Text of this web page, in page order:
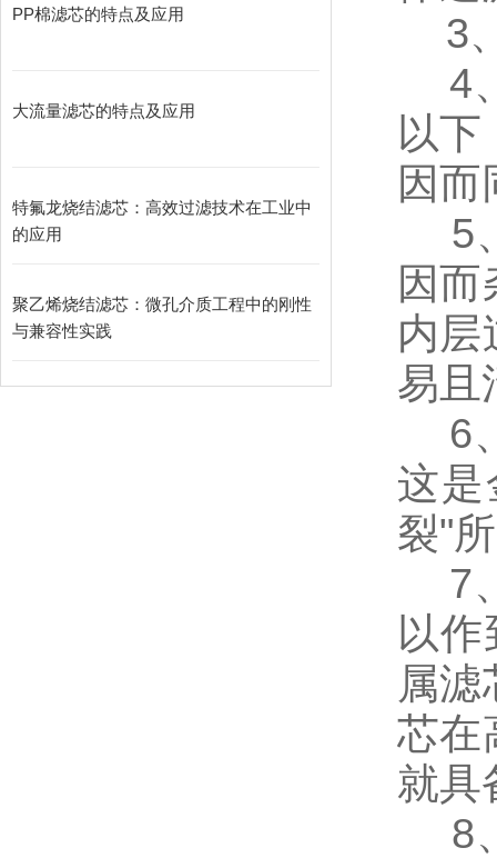
PP棉滤芯的特点及应用
大流量滤芯的特点及应用
特氟龙烧结滤芯：高效过滤技术在工业中
的应用
聚乙烯烧结滤芯：微孔介质工程中的刚性
与兼容性实践
3
4
以
因
5
因
内层
易且
6
这是
裂"
7
以
属
芯在
就具
8